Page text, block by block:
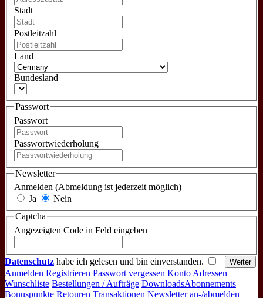
Stadt
Postleitzahl
Land
Bundesland
Passwort
Passwort
Passwortwiederholung
Newsletter
Anmelden (Abmeldung ist jederzeit möglich)
Ja
Nein
Captcha
Angezeigten Code in Feld eingeben
Datenschutz habe ich gelesen und bin einverstanden.
Anmelden Registrieren Passwort vergessen Konto Adressen
Wunschliste Bestellungen / Aufträge DownloadsAbonnements
Bonuspunkte Retouren Transaktionen Newsletter an-/abmelden